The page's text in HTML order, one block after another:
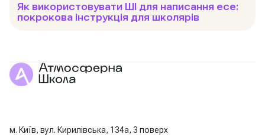
Як використовувати ШІ для написання есе:
покрокова інструкція для школярів
м. Київ, вул. Кирилівська, 134а, 3 поверх